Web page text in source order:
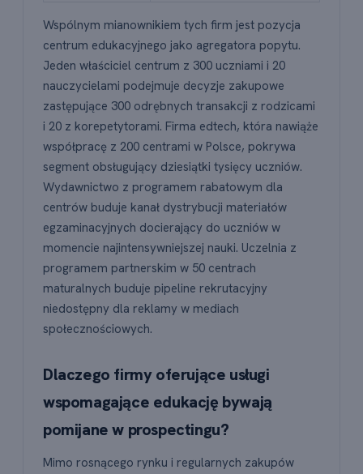
Wspólnym mianownikiem tych firm jest pozycja
centrum edukacyjnego jako agregatora popytu.
Jeden właściciel centrum z 300 uczniami i 20
nauczycielami podejmuje decyzje zakupowe
zastępujące 300 odrębnych transakcji z rodzicami
i 20 z korepetytorami. Firma edtech, która nawiąże
współpracę z 200 centrami w Polsce, pokrywa
segment obsługujący dziesiątki tysięcy uczniów.
Wydawnictwo z programem rabatowym dla
centrów buduje kanał dystrybucji materiałów
egzaminacyjnych docierający do uczniów w
momencie najintensywniejszej nauki. Uczelnia z
programem partnerskim w 50 centrach
maturalnych buduje pipeline rekrutacyjny
niedostępny dla reklamy w mediach
społecznościowych.
Dlaczego firmy oferujące usługi
wspomagające edukację bywają
pomijane w prospectingu?
Mimo rosnącego rynku i regularnych zakupów